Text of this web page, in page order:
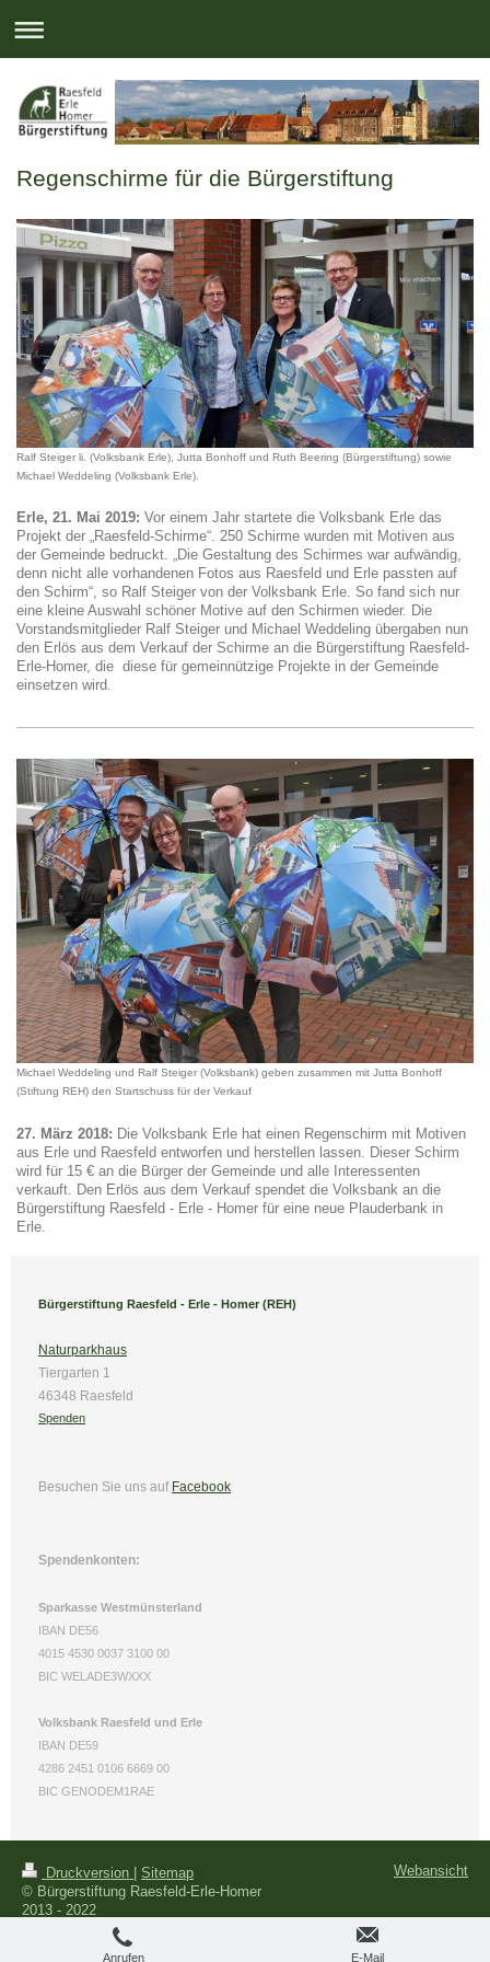
Regenschirme für die Bürgerstiftung
Ralf Steiger li. (Volksbank Erle), Jutta Bonhoff und Ruth Beering (Bürgerstiftung) sowie
Michael Weddeling (Volksbank Erle).
Erle, 21. Mai 2019: Vor einem Jahr startete die Volksbank Erle das
Projekt der „Raesfeld-Schirme“. 250 Schirme wurden mit Motiven aus
der Gemeinde bedruckt. „Die Gestaltung des Schirmes war aufwändig,
denn nicht alle vorhandenen Fotos aus Raesfeld und Erle passten auf
den Schirm“, so Ralf Steiger von der Volksbank Erle. So fand sich nur
eine kleine Auswahl schöner Motive auf den Schirmen wieder. Die
Vorstandsmitglieder Ralf Steiger und Michael Weddeling übergaben nun
den Erlös aus dem Verkauf der Schirme an die Bürgerstiftung Raesfeld-
Erle-Homer, die diese für gemeinnützige Projekte in der Gemeinde
einsetzen wird.
Michael Weddeling und Ralf Steiger (Volksbank) geben zusammen mit Jutta Bonhoff
(Stiftung REH) den Startschuss für der Verkauf
27. März 2018: Die Volksbank Erle hat einen Regenschirm mit Motiven
aus Erle und Raesfeld entworfen und herstellen lassen. Dieser Schirm
wird für 15 € an die Bürger der Gemeinde und alle Interessenten
verkauft. Den Erlös aus dem Verkauf spendet die Volksbank an die
Bürgerstiftung Raesfeld - Erle - Homer für eine neue Plauderbank in
Erle.
Bürgerstiftung Raesfeld - Erle - Homer (REH)
Naturparkhaus
Tiergarten 1
46348 Raesfeld
Spenden
Besuchen Sie uns auf Facebook
Spendenkonten:
Sparkasse Westmünsterland
IBAN DE56
4015 4530 0037 3100 00
BIC WELADE3WXXX
Volksbank Raesfeld und Erle
IBAN DE59
4286 2451 0106 6669 00
BIC GENODEM1RAE
Druckversion
Sitemap
© Bürgerstiftung Raesfeld-Erle-Homer
2013 - 2022
Webansicht
Anrufen E-Mail